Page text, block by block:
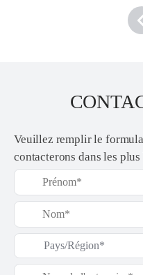
Veuillez remplir le
contacterons dans les